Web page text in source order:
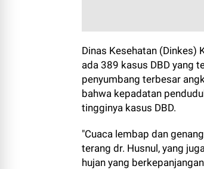
Dinas Kesehatan (Dinkes)
ada 389 kasus DBD yang
penyumbang terbesar
bahwa kepadatan
tingginya kasus DBD.
"Cuaca lembap dan
terang dr. Husnul, yang
hujan yang